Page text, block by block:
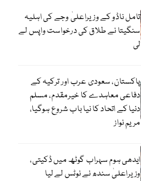
تامل ناڈو کے وزیراعلیٰ وجے کی اہلیہ
سنگیتا نے طلاق کی درخواست واپس لے
لی
پاکستان، سعودی عرب اور ترکیہ کے
دفاعی معاہدے کا خیرمقدم، مسلم
دنیا کے اتحاد کا نیا باب شروع ہوگیا،
مریم نواز
ایدھی ہوم سہراب گوٹھ میں ڈکیتی،
وزیراعلیٰ سندھ نے نوٹس لے لیا